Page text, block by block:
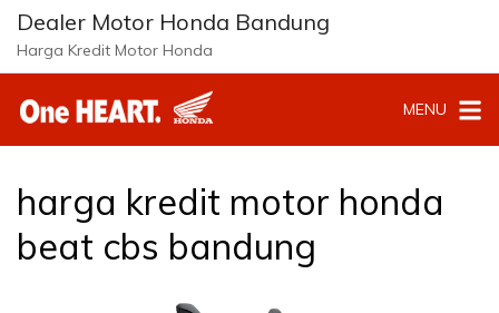
Langsung
konten
Dealer Motor Honda Bandung
Harga Kredit Motor Honda
MENU
harga kredit motor honda
beat cbs bandung